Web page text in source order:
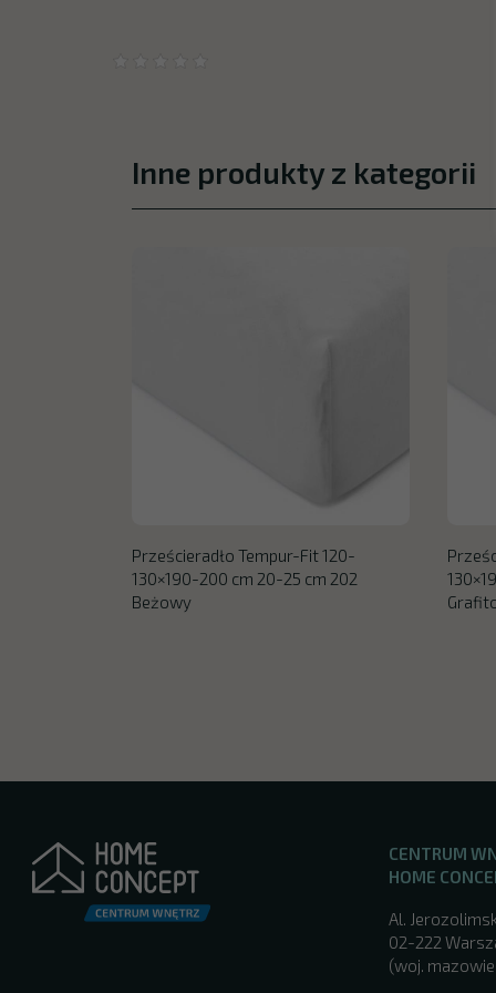
Inne produkty z kategorii
Prześcieradło Tempur-Fit 120-
130×190-200 cm 20-25 cm 202
Beżowy
CENTRUM
HOME
Al.
02-222
(woj.